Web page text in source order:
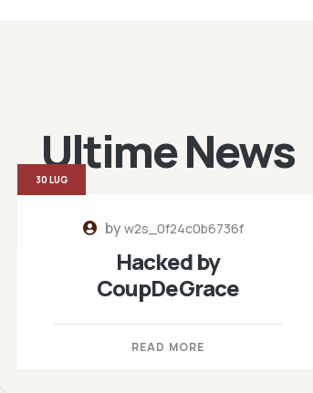
Ultime News
byw2s_0f24c0b6736f
Hacked by
CoupDeGrace
READ MORE
30 LUG